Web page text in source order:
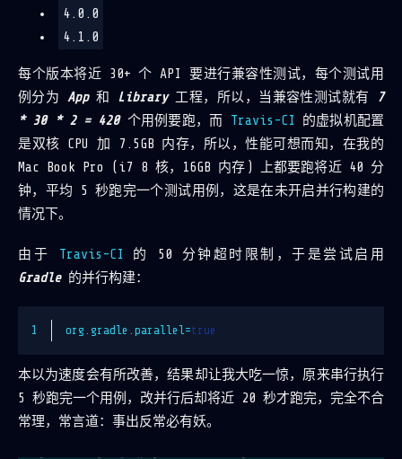
4.0.0
4.1.0
每个版本将近 30+ 个 API 要进行兼容性测试，每个测试用
例分为 App和 Library工程，所以，当兼容性测试就有
7
* 30 * 2 = 420个用例要跑，而 Travis-CI 的虚拟机配置
是双核 CPU 加 7.5GB 内存，所以，性能可想而知，在我的
Mac Book Pro (i7 8 核，16GB 内存) 上都要跑将近 40 分
钟，平均 5 秒跑完一个测试用例，这是在未开启并行构建的
情况下。
由于 Travis-CI 的 50 分钟超时限制，于是尝试启用
Gradle的并行构建：
1 org.gradle.parallel=true
本以为速度会有所改善，结果却让我大吃一惊，原来串行执行
5 秒跑完一个用例，改并行后却将近 20 秒才跑完，完全不合
常理，常言道：事出反常必有妖。